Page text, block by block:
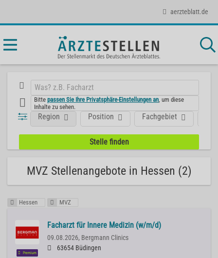
aerzteblatt.de
Bittepassen Sie Ihre Privatsphäre-Einstellungen an , um diese
Inhalte zu sehen.
Position Fachgebiet
Region
MVZ Stellenangebote in Hessen (2)
Hessen MVZ
Premium
Facharzt für Innere Medizin (w/m/d)
09.08.2026, Bergmann Clinics
63654 Büdingen